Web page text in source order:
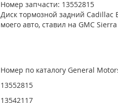
Номер запчасти: 13552815
Диск тормозной задний Cadillac
моего авто, ставил на GMC
Номер по каталогу General
13552815
13542117